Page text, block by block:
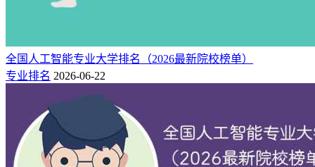
全国人工智能专业大学排名（2026最新院校榜单）
专业排名 2026-06-22